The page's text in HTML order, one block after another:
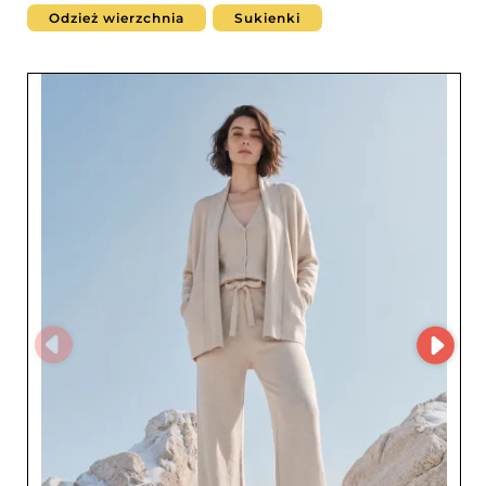
Odzież wierzchnia Sukienki